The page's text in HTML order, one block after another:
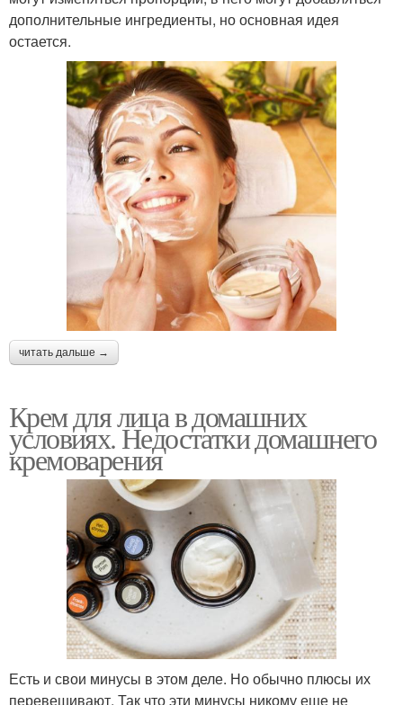
дополнительные ингредиенты, но основная идея
остается.
читать дальше →
Крем для лица в домашних
условиях. Недостатки домашнего
кремоварения
Есть и свои минусы в этом деле. Но обычно плюсы их
перевешивают. Так что эти минусы никому еще не